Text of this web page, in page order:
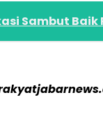
Sambut